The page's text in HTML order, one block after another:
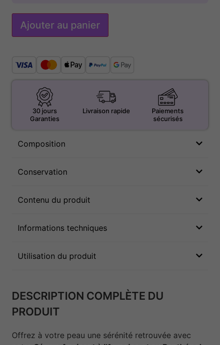
Ajouter au panier
30 jours
Garanties
Livraison rapide
Paiements
sécurisés
Composition
Conservation
Contenu du produit
Informations techniques
Utilisation du produit
DESCRIPTION COMPLÈTE DU
PRODUIT
Offrez à votre peau une sérénité retrouvée avec